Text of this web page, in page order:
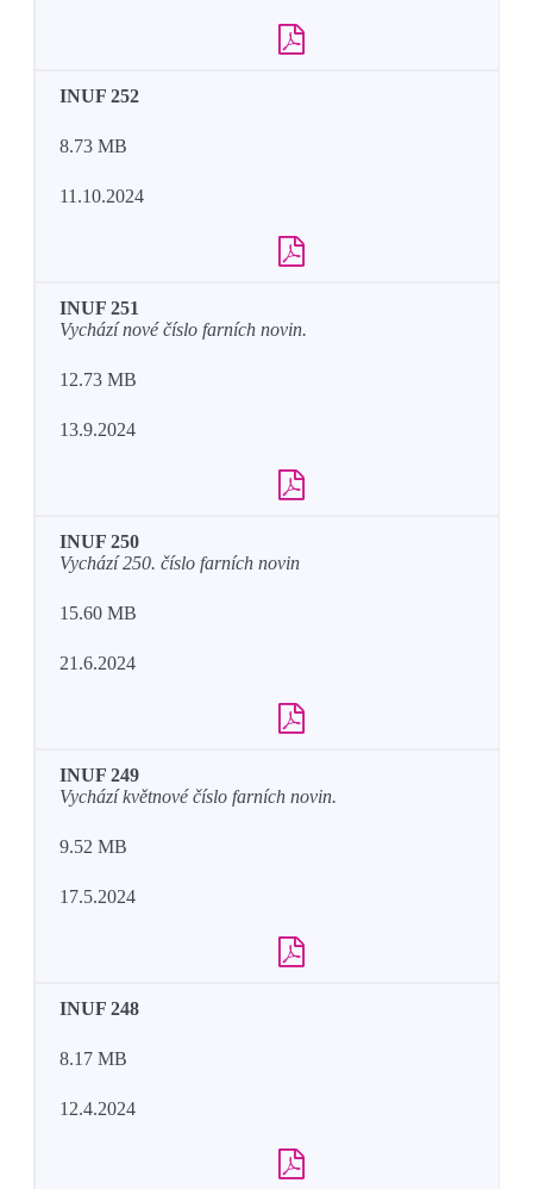
INUF 252
8.73 MB
11.10.2024
INUF 251
Vychází nové číslo farních novin.
12.73 MB
13.9.2024
INUF 250
Vychází 250. číslo farních novin
15.60 MB
21.6.2024
INUF 249
Vychází květnové číslo farních novin.
9.52 MB
17.5.2024
INUF 248
8.17 MB
12.4.2024